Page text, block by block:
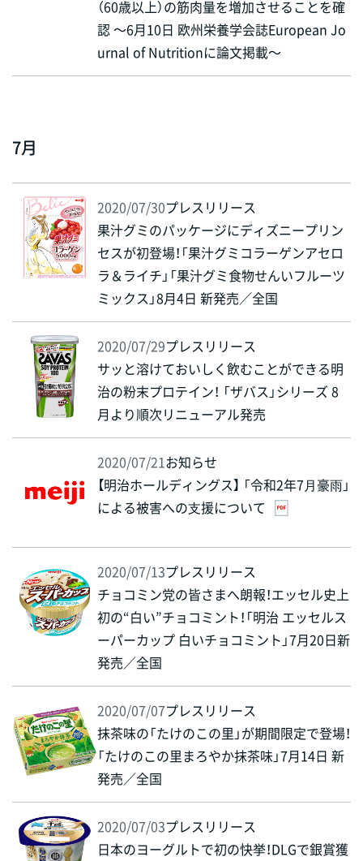
（60歳以上）の筋肉量を増加させることを確
認 ～6月10日 欧州栄養学会誌European Jo
urnal of Nutritionに論文掲載～
7月
2020/07/30プレスリリース
果汁グミのパッケージにディズニープリン
セスが初登場！「果汁グミコラーゲンアセロ
ラ＆ライチ」「果汁グミ食物せんいフルーツ
ミックス」8月4日 新発売／全国
2020/07/29プレスリリース
サッと溶けておいしく飲むことができる明
治の粉末プロテイン！ 「ザバス」シリーズ 8
月より順次リニューアル発売
2020/07/21お知らせ
【明治ホールディングス】 「令和2年7⽉豪⾬」
による被害への⽀援について
2020/07/13プレスリリース
チョコミン党の皆さまへ朗報！エッセル史上
初の“白い”チョコミント！「明治 エッセルス
ーパーカップ 白いチョコミント」7月20日新
発売／全国
2020/07/07プレスリリース
抹茶味の「たけのこの里」が期間限定で登場！
「たけのこの里まろやか抹茶味」7月14日 新
発売／全国
2020/07/03プレスリリース
日本のヨーグルトで初の快挙！DLGで銀賞獲